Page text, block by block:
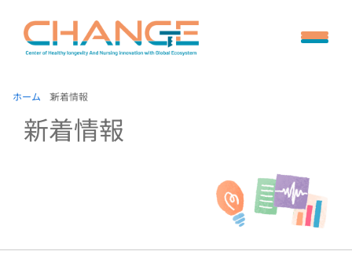
ホーム 新着情報
新着情報